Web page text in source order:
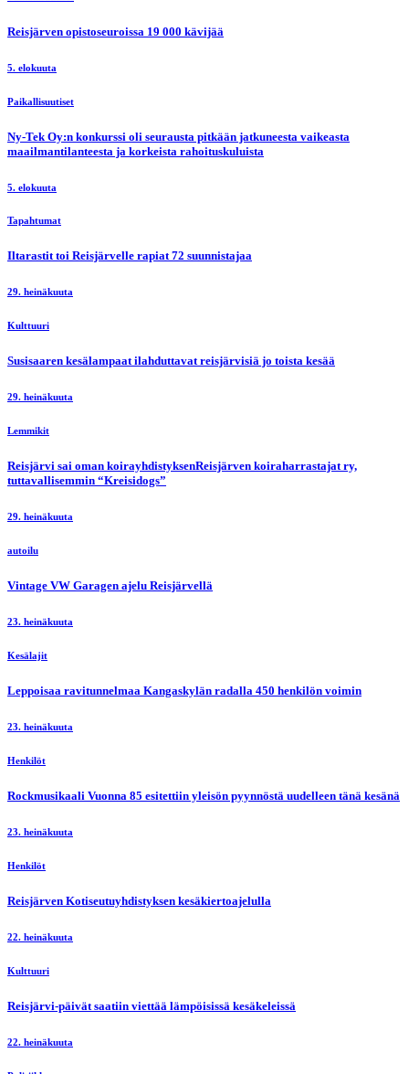
Reisjärven opistoseuroissa 19 000 kävijää
5. elokuuta
Paikallisuutiset
Ny-Tek Oy:n konkurssi oli seurausta pitkään jatkuneesta vaikeasta
maailmantilanteesta ja korkeista rahoituskuluista
5. elokuuta
Tapahtumat
Iltarastit toi Reisjärvelle rapiat 72 suunnistajaa
29. heinäkuuta
Kulttuuri
Susisaaren kesälampaat ilahduttavat reisjärvisiä jo toista kesää
29. heinäkuuta
Lemmikit
Reisjärvi sai oman koirayhdistyksenReisjärven koiraharrastajat ry,
tuttavallisemmin “Kreisidogs”
29. heinäkuuta
autoilu
Vintage VW Garagen ajelu Reisjärvellä
23. heinäkuuta
Kesälajit
Leppoisaa ravitunnelmaa Kangaskylän radalla 450 henkilön voimin
23. heinäkuuta
Henkilöt
Rockmusikaali Vuonna 85 esitettiin yleisön pyynnöstä uudelleen tänä kesänä
23. heinäkuuta
Henkilöt
Reisjärven Kotiseutuyhdistyksen kesäkiertoajelulla
22. heinäkuuta
Kulttuuri
Reisjärvi-päivät saatiin viettää lämpöisissä kesäkeleissä
22. heinäkuuta